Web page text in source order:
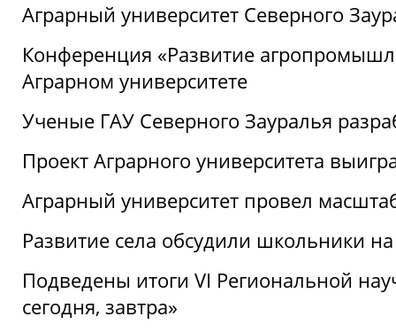
Аграрный университет Северного
Конференция «Развитие
Аграрном университете
Ученые ГАУ Северного Зауралья
Проект Аграрного университета
Аграрный университет провел
Развитие села обсудили школьники
Подведены итоги VI Региональной
сегодня, завтра»